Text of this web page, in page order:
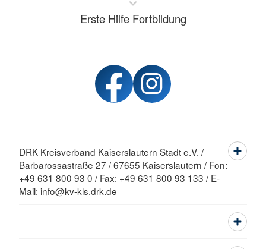
Erste Hilfe Fortbildung
DRK Kreisverband Kaiserslautern Stadt e.V. /
Barbarossastraße 27 / 67655 Kaiserslautern / Fon:
+49 631 800 93 0 / Fax: +49 631 800 93 133 / E-
Mail: info@kv-kls.drk.de